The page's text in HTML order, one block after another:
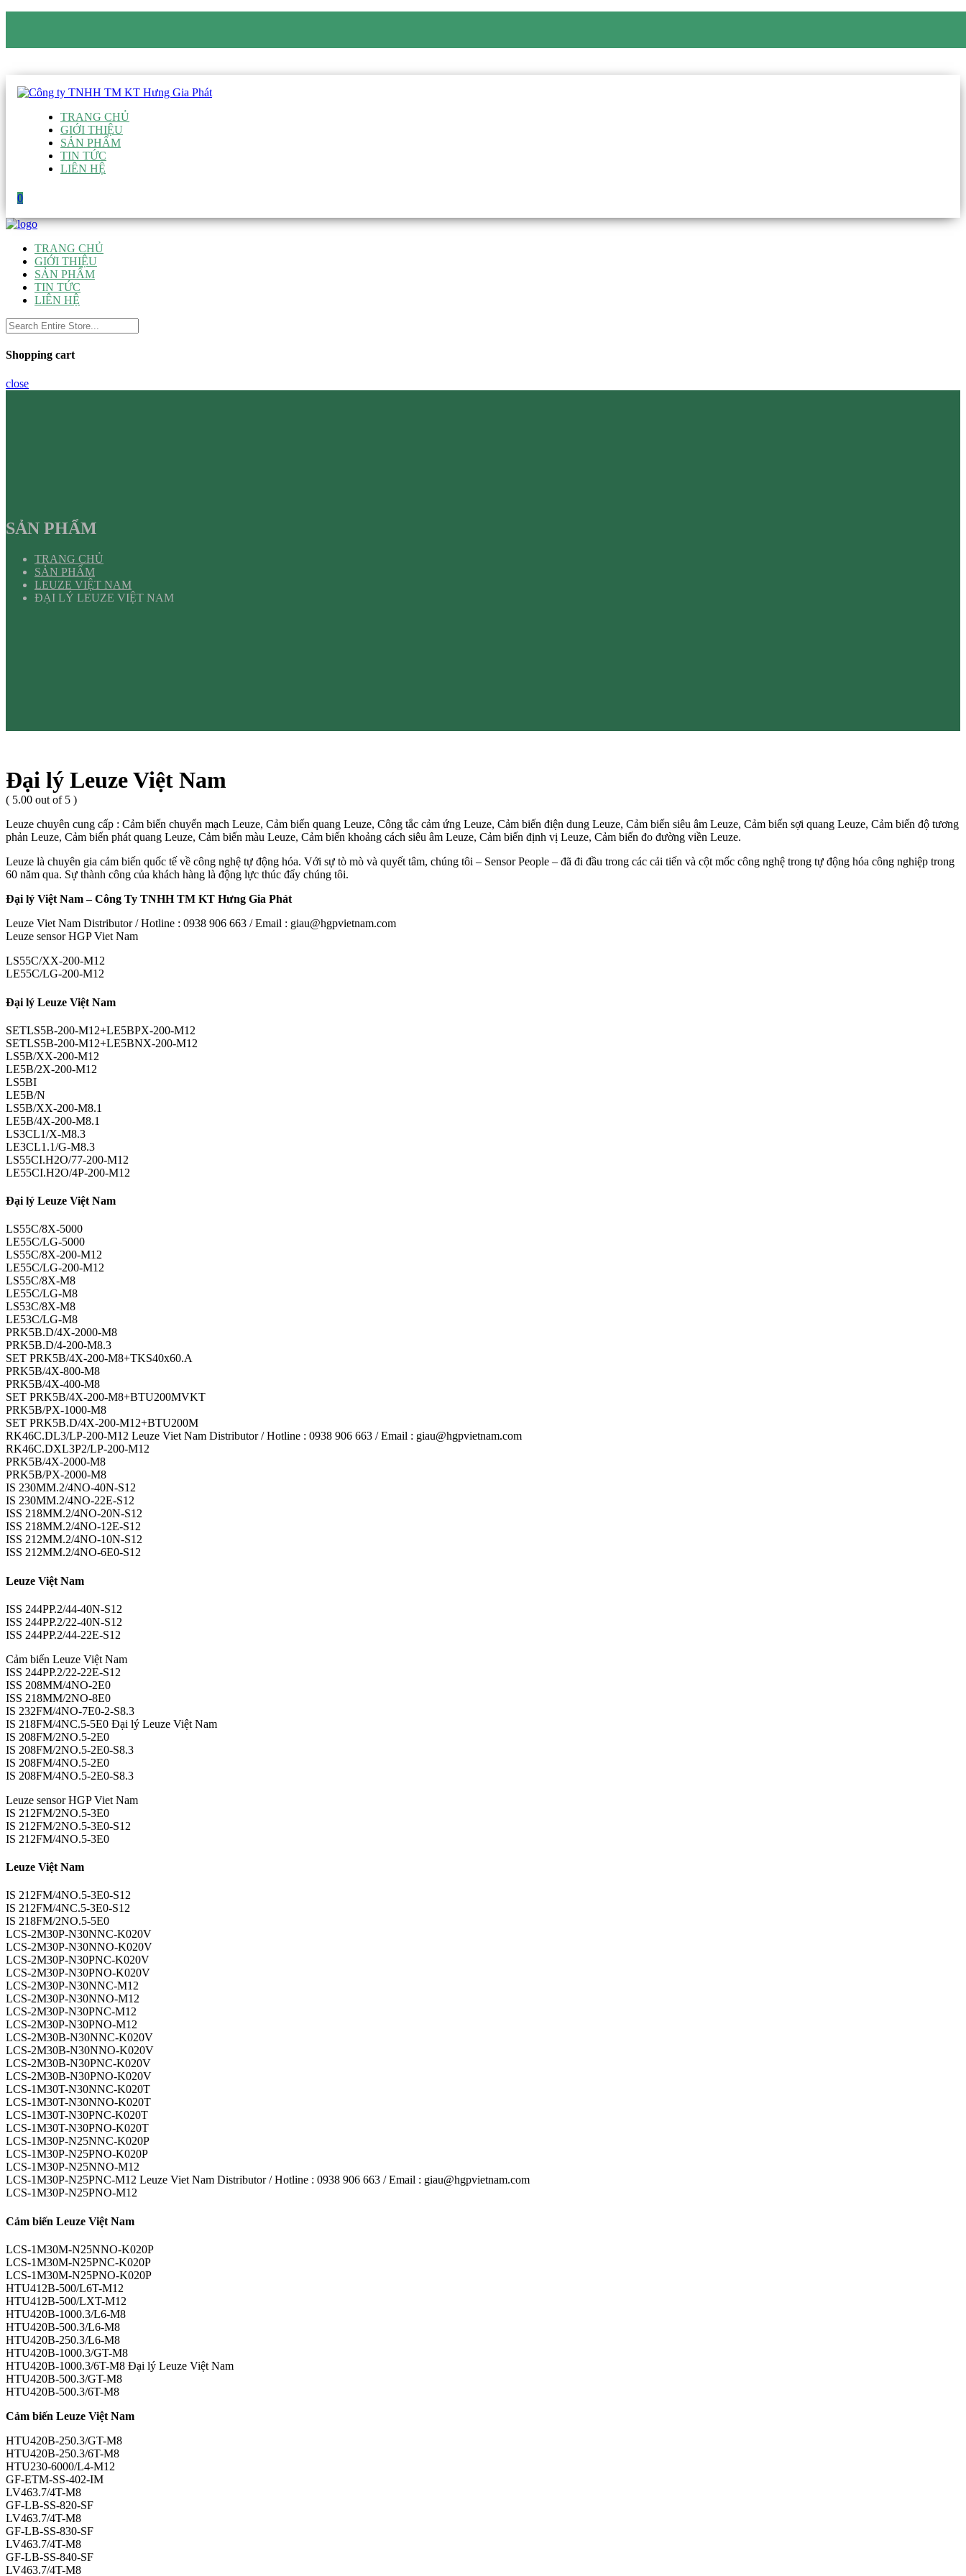
TRANG CHỦ
GIỚI THIỆU
SẢN PHẨM
TIN TỨC
LIÊN HỆ
0
TRANG CHỦ
GIỚI THIỆU
SẢN PHẨM
TIN TỨC
LIÊN HỆ
Shopping cart
close
SẢN PHẨM
TRANG CHỦ
SẢN PHẨM
LEUZE VIỆT NAM
ĐẠI LÝ LEUZE VIỆT NAM
Đại lý Leuze Việt Nam
( 5.00 out of 5 )
Leuze chuyên cung cấp : Cảm biến chuyển mạch Leuze, Cảm biến quang Leuze, Công tắc cảm ứng Leuze, Cảm biến điện dung Leuze, Cảm biến siêu âm Leuze, Cảm biến sợi quang Leuze, Cảm biến độ tương
phản Leuze, Cảm biến phát quang Leuze, Cảm biến màu Leuze, Cảm biến khoảng cách siêu âm Leuze, Cảm biến định vị Leuze, Cảm biến đo đường viền Leuze.
Leuze là chuyên gia cảm biến quốc tế về công nghệ tự động hóa. Với sự tò mò và quyết tâm, chúng tôi – Sensor People – đã đi đầu trong các cải tiến và cột mốc công nghệ trong tự động hóa công nghiệp trong
60 năm qua. Sự thành công của khách hàng là động lực thúc đẩy chúng tôi.
Đại lý Việt Nam – Công Ty TNHH TM KT Hưng Gia Phát
Leuze Viet Nam Distributor / Hotline : 0938 906 663 / Email : giau@hgpvietnam.com
Leuze sensor HGP Viet Nam
LS55C/XX-200-M12
LE55C/LG-200-M12
Đại lý Leuze Việt Nam
SETLS5B-200-M12+LE5BPX-200-M12
SETLS5B-200-M12+LE5BNX-200-M12
LS5B/XX-200-M12
LE5B/2X-200-M12
LS5BI
LE5B/N
LS5B/XX-200-M8.1
LE5B/4X-200-M8.1
LS3CL1/X-M8.3
LE3CL1.1/G-M8.3
LS55CI.H2O/77-200-M12
LE55CI.H2O/4P-200-M12
Đại lý Leuze Việt Nam
LS55C/8X-5000
LE55C/LG-5000
LS55C/8X-200-M12
LE55C/LG-200-M12
LS55C/8X-M8
LE55C/LG-M8
LS53C/8X-M8
LE53C/LG-M8
PRK5B.D/4X-2000-M8
PRK5B.D/4-200-M8.3
SET PRK5B/4X-200-M8+TKS40x60.A
PRK5B/4X-800-M8
PRK5B/4X-400-M8
SET PRK5B/4X-200-M8+BTU200MVKT
PRK5B/PX-1000-M8
SET PRK5B.D/4X-200-M12+BTU200M
RK46C.DL3/LP-200-M12 Leuze Viet Nam Distributor / Hotline : 0938 906 663 / Email : giau@hgpvietnam.com
RK46C.DXL3P2/LP-200-M12
PRK5B/4X-2000-M8
PRK5B/PX-2000-M8
IS 230MM.2/4NO-40N-S12
IS 230MM.2/4NO-22E-S12
ISS 218MM.2/4NO-20N-S12
ISS 218MM.2/4NO-12E-S12
ISS 212MM.2/4NO-10N-S12
ISS 212MM.2/4NO-6E0-S12
Leuze Việt Nam
ISS 244PP.2/44-40N-S12
ISS 244PP.2/22-40N-S12
ISS 244PP.2/44-22E-S12
Cảm biến Leuze Việt Nam
ISS 244PP.2/22-22E-S12
ISS 208MM/4NO-2E0
ISS 218MM/2NO-8E0
IS 232FM/4NO-7E0-2-S8.3
IS 218FM/4NC.5-5E0 Đại lý Leuze Việt Nam
IS 208FM/2NO.5-2E0
IS 208FM/2NO.5-2E0-S8.3
IS 208FM/4NO.5-2E0
IS 208FM/4NO.5-2E0-S8.3
Leuze sensor HGP Viet Nam
IS 212FM/2NO.5-3E0
IS 212FM/2NO.5-3E0-S12
IS 212FM/4NO.5-3E0
Leuze Việt Nam
IS 212FM/4NO.5-3E0-S12
IS 212FM/4NC.5-3E0-S12
IS 218FM/2NO.5-5E0
LCS-2M30P-N30NNC-K020V
LCS-2M30P-N30NNO-K020V
LCS-2M30P-N30PNC-K020V
LCS-2M30P-N30PNO-K020V
LCS-2M30P-N30NNC-M12
LCS-2M30P-N30NNO-M12
LCS-2M30P-N30PNC-M12
LCS-2M30P-N30PNO-M12
LCS-2M30B-N30NNC-K020V
LCS-2M30B-N30NNO-K020V
LCS-2M30B-N30PNC-K020V
LCS-2M30B-N30PNO-K020V
LCS-1M30T-N30NNC-K020T
LCS-1M30T-N30NNO-K020T
LCS-1M30T-N30PNC-K020T
LCS-1M30T-N30PNO-K020T
LCS-1M30P-N25NNC-K020P
LCS-1M30P-N25PNO-K020P
LCS-1M30P-N25NNO-M12
LCS-1M30P-N25PNC-M12 Leuze Viet Nam Distributor / Hotline : 0938 906 663 / Email : giau@hgpvietnam.com
LCS-1M30P-N25PNO-M12
Cảm biến Leuze Việt Nam
LCS-1M30M-N25NNO-K020P
LCS-1M30M-N25PNC-K020P
LCS-1M30M-N25PNO-K020P
HTU412B-500/L6T-M12
HTU412B-500/LXT-M12
HTU420B-1000.3/L6-M8
HTU420B-500.3/L6-M8
HTU420B-250.3/L6-M8
HTU420B-1000.3/GT-M8
HTU420B-1000.3/6T-M8 Đại lý Leuze Việt Nam
HTU420B-500.3/GT-M8
HTU420B-500.3/6T-M8
Cảm biến Leuze Việt Nam
HTU420B-250.3/GT-M8
HTU420B-250.3/6T-M8
HTU230-6000/L4-M12
GF-ETM-SS-402-IM
LV463.7/4T-M8
GF-LB-SS-820-SF
LV463.7/4T-M8
GF-LB-SS-830-SF
LV463.7/4T-M8
GF-LB-SS-840-SF
LV463.7/4T-M8